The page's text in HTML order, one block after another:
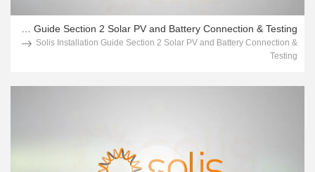
Solis Installation Guide Section 2 Solar PV and Battery Connection &
Testing